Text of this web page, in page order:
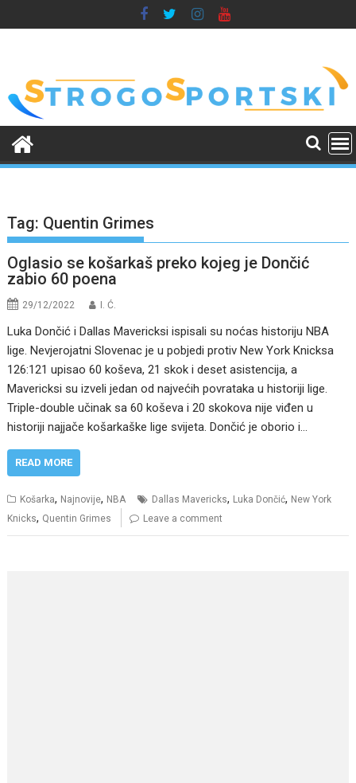
to
Tag: Quentin Grimes
Oglasio se košarkaš preko kojeg je Dončić
zabio 60 poena
29/12/2022 I. Ć.
Luka Dončić i Dallas Mavericksi ispisali su noćas historiju NBA
lige. Nevjerojatni Slovenac je u pobjedi protiv New York Knicksa
126:121 upisao 60 koševa, 21 skok i deset asistencija, a
Mavericksi su izveli jedan od najvećih povrataka u historiji lige.
Triple-double učinak sa 60 koševa i 20 skokova nije viđen u
historiji najjače košarkaške lige svijeta. Dončić je oborio i…
READ MORE
Košarka, Najnovije, NBA Dallas Mavericks, Luka Dončić, New York
Knicks, Quentin Grimes Leave a comment